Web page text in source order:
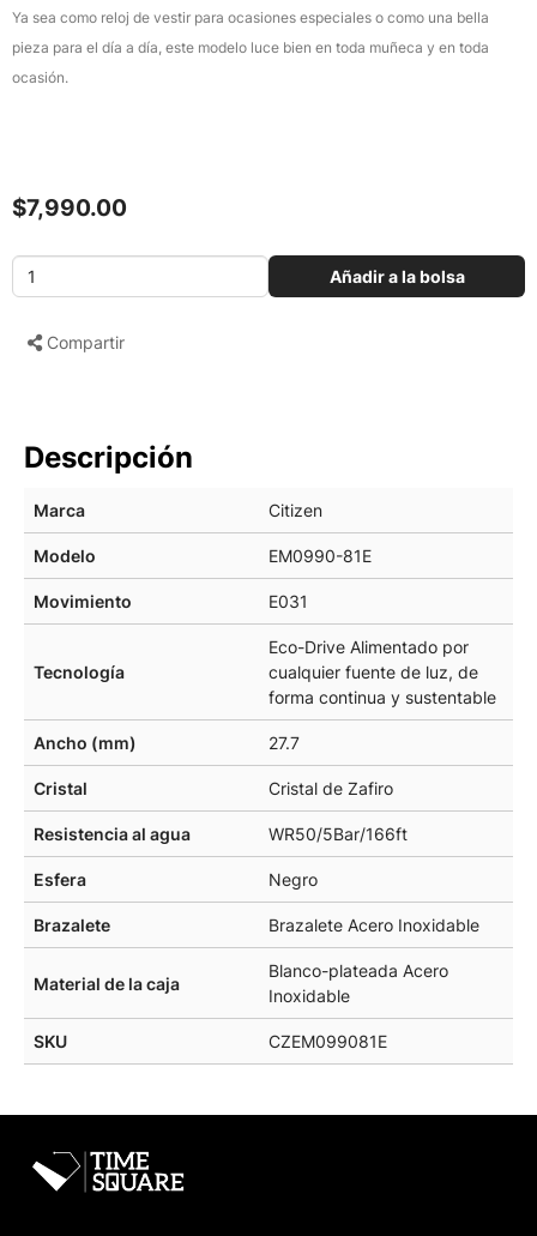
Ya sea como reloj de vestir para ocasiones especiales o como una bella
pieza para el día a día, este modelo luce bien en toda muñeca y en toda
ocasión.
$7,990.00
Añadir a la bolsa
Compartir
Descripción
Marca Citizen
Modelo EM0990-81E
Movimiento E031
Tecnología
Eco-Drive Alimentado por
cualquier fuente de luz, de
forma continua y sustentable
Ancho (mm) 27.7
Cristal Cristal de Zafiro
Resistencia al agua WR50/5Bar/166ft
Esfera Negro
Brazalete Brazalete Acero Inoxidable
Material de la caja
Blanco-plateada Acero
Inoxidable
SKU CZEM099081E